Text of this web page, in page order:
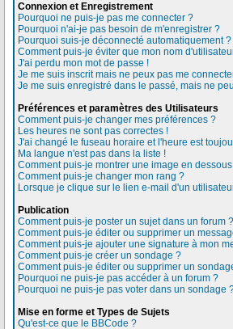
Connexion et Enregistrement
Pourquoi ne puis-je pas me connecter ?
Pourquoi n'ai-je pas besoin de m'enregistrer ?
Pourquoi suis-je déconnecté automatiquement ?
Comment puis-je éviter que mon nom
J'ai perdu mon mot de passe !
Je me suis inscrit mais ne peux pas me
Je me suis enregistré dans le passé, mais ne
Préférences et paramètres des Utilisateurs
Comment puis-je changer mes préférences ?
Les heures ne sont pas correctes !
J'ai changé le fuseau horaire et l'heure est
Ma langue n'est pas dans la liste !
Comment puis-je montrer une image en
Comment puis-je changer mon rang ?
Lorsque je clique sur le lien e-mail d'un
Publication
Comment puis-je poster un sujet dans un forum ?
Comment puis-je éditer ou supprimer un
Comment puis-je ajouter une signature à mon
Comment puis-je créer un sondage ?
Comment puis-je éditer ou supprimer un
Pourquoi ne puis-je pas accéder à un forum ?
Pourquoi ne puis-je pas voter dans un sondage
Mise en forme et Types de Sujets
Qu'est-ce que le BBCode ?